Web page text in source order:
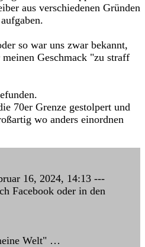
aus verschiedenen Gründen
so war uns zwar bekannt,
Geschmack "zu straff
70er Grenze gestolpert und
wo anders einordnen
16, 2024, 14:13 ---
Facebook oder in den
Welt" …